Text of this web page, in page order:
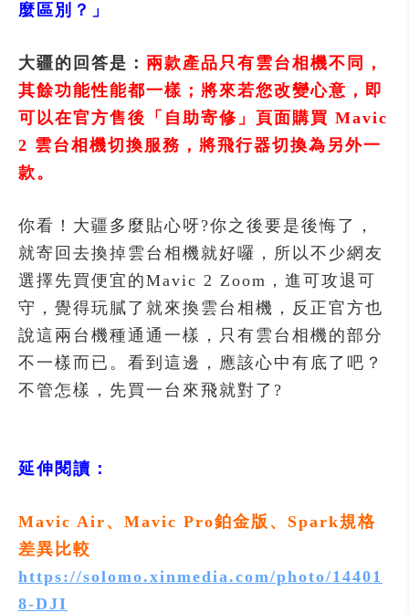
麼區別？」
大疆的回答是： 兩款產品只有雲台相機不同，
其餘功能性能都一樣；將來若您改變心意，即
可以在官方售後「自助寄修」頁面購買 Mavic
2 雲台相機切換服務，將飛行器切換為另外一
款。
你看！大疆多麼貼心呀?你之後要是後悔了，
就寄回去換掉雲台相機就好囉，所以不少網友
選擇先買便宜的Mavic 2 Zoom，進可攻退可
守，覺得玩膩了就來換雲台相機，反正官方也
說這兩台機種通通一樣，只有雲台相機的部分
不一樣而已。看到這邊，應該心中有底了吧？
不管怎樣，先買一台來飛就對了?
延伸閱讀：
Mavic Air、Mavic Pro鉑金版、Spark規格
差異比較
https://solomo.xinmedia.com/photo/14401
8-DJI